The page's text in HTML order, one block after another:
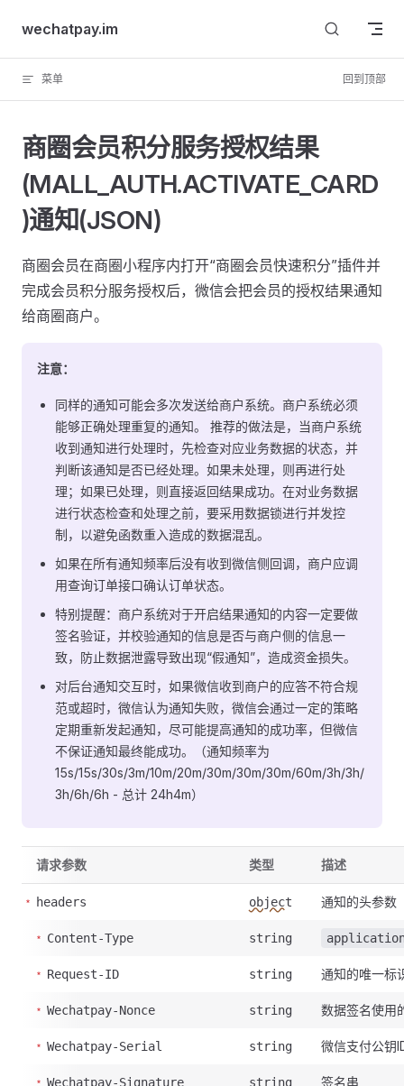
Skip to content
wechatpay.im
菜单 回到顶部
商圈会员积分服务授权结果
(MALL_AUTH.ACTIVATE_CARD
)通知(JSON)
商圈会员在商圈小程序内打开“商圈会员快速积分”插件并
完成会员积分服务授权后，微信会把会员的授权结果通知
给商圈商户。
注意：
同样的通知可能会多次发送给商户系统。商户系统必须
能够正确处理重复的通知。 推荐的做法是，当商户系统
收到通知进行处理时，先检查对应业务数据的状态，并
判断该通知是否已经处理。如果未处理，则再进行处
理；如果已处理，则直接返回结果成功。在对业务数据
进行状态检查和处理之前，要采用数据锁进行并发控
制，以避免函数重入造成的数据混乱。
如果在所有通知频率后没有收到微信侧回调，商户应调
用查询订单接口确认订单状态。
特别提醒：商户系统对于开启结果通知的内容一定要做
签名验证，并校验通知的信息是否与商户侧的信息一
致，防止数据泄露导致出现“假通知”，造成资金损失。
对后台通知交互时，如果微信收到商户的应答不符合规
范或超时，微信认为通知失败，微信会通过一定的策略
定期重新发起通知，尽可能提高通知的成功率，但微信
不保证通知最终能成功。（通知频率为
15s/15s/30s/3m/10m/20m/30m/30m/30m/60m/3h/3h/
3h/6h/6h - 总计 24h4m）
请求参数 类型 描述
headers object 通知的头参数
Content-Type string
Request-ID string 通知的唯一标
Wechatpay-Nonce string 数据签名使用
Wechatpay-Serial string 微信支付公钥
Wechatpay-Signature string 签名串